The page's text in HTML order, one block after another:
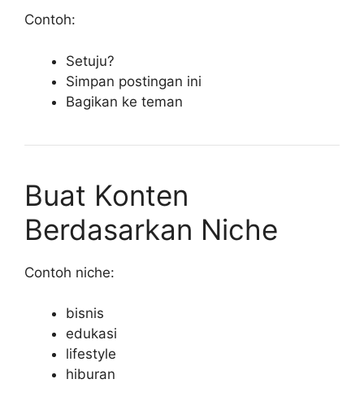
Contoh:
Setuju?
Simpan postingan ini
Bagikan ke teman
Buat Konten
Berdasarkan Niche
Contoh niche:
bisnis
edukasi
lifestyle
hiburan